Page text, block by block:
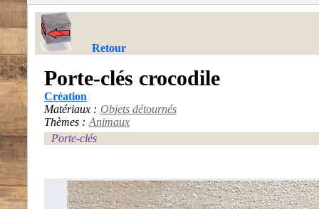
Retour
Porte-clés crocodile
Création
Matériaux : Objets détournés
Thèmes : Animaux
Porte-clés